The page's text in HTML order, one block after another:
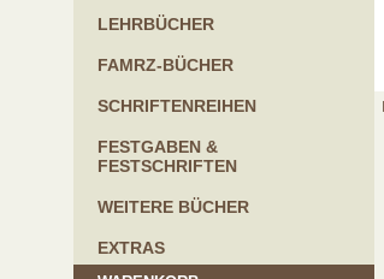
LEHRBÜCHER
FAMRZ-BÜCHER
SCHRIFTENREIHEN
FESTGABEN &
FESTSCHRIFTEN
WEITERE BÜCHER
EXTRAS